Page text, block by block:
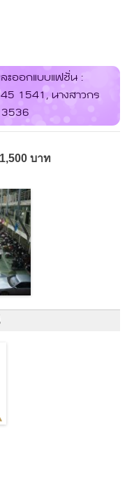
ออกแบบแฟชั่น :
1541, นางสาวกร
บาท